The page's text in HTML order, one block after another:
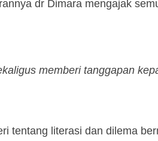
dr Dimara mengajak
memberi tanggapan
tentang literasi dan dilema